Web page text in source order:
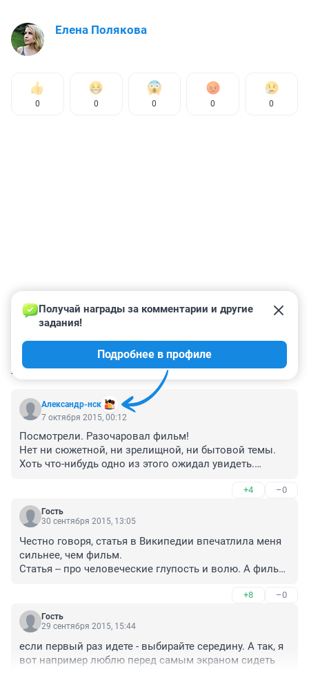
Елена Полякова
0 0 0 0 0
КОММЕНТАРИИ 78
Александр-нск
Получай награды за комментарии и другие
задания!
Подробнее в профиле
7 октября 2015, 00:12
Посмотрели. Разочаровал фильм!
Нет ни сюжетной, ни зрелищной, ни бытовой темы.
Хоть что-нибудь одно из этого ожидал увидеть.
снимал фильм. Как-то не цепляет его творчество.
Кто хочет посмотреть настоящие фильмы, причем
документальные и понять, как нужно снимать -
Экспедиции " И сравните.
Да много таких реальных фильмом, это - похоже
ориентирован на людей никогда до этого не
Кстати, про Анатолия - посмотрите - Непокоренная
вершина (2002)
Действительно непотопляемым. БЫЛ.
p.s.
Треть фильма эверест - очень крупные планы голов
+4 –0
Гость
30 сентября 2015, 13:05
Честно говоря, статья в Википедии впечатлила меня
сильнее, чем фильм.
Статья -- про человеческие глупость и волю. А фильм
+8 –0
Гость
29 сентября 2015, 15:44
если первый раз идете - выбирайте середину. А так, я
вот например люблю перед самым экраном сидеть